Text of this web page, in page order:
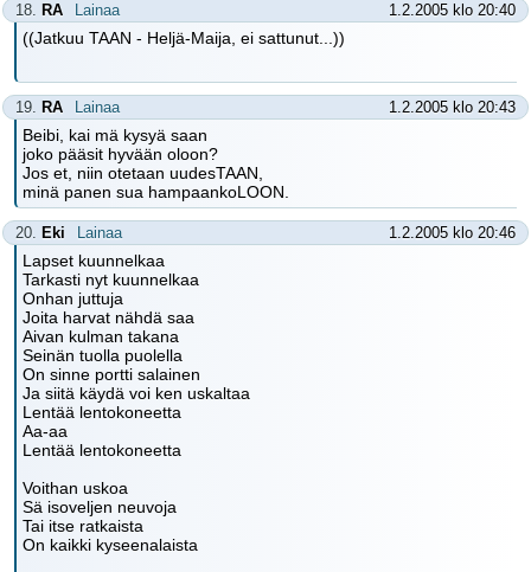
18. RA Lainaa 1.2.2005 klo 20:40
((Jatkuu TAAN - Heljä-Maija, ei sattunut...))
19. RA Lainaa 1.2.2005 klo 20:43
Beibi, kai mä kysyä saan
joko pääsit hyvään oloon?
Jos et, niin otetaan uudesTAAN,
minä panen sua hampaankoLOON.
20. Eki Lainaa 1.2.2005 klo 20:46
Lapset kuunnelkaa
Tarkasti nyt kuunnelkaa
Onhan juttuja
Joita harvat nähdä saa
Aivan kulman takana
Seinän tuolla puolella
On sinne portti salainen
Ja siitä käydä voi ken uskaltaa
Lentää lentokoneetta
Aa-aa
Lentää lentokoneetta
Voithan uskoa
Sä isoveljen neuvoja
Tai itse ratkaista
On kaikki kyseenalaista